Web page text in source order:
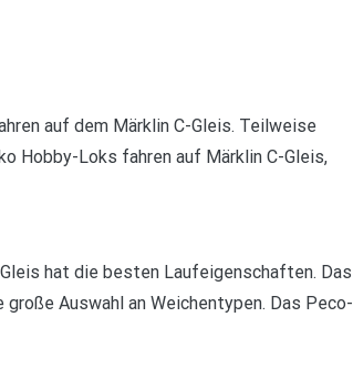
auf dem Märklin C-Gleis. Teilweise
Hobby-Loks fahren auf Märklin C-Gleis,
hat die besten Laufeigenschaften. Das
Auswahl an Weichentypen. Das Peco-